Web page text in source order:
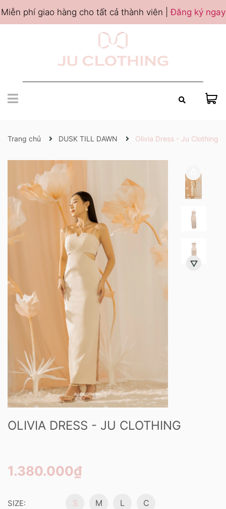
Miễn phí giao hàng cho tất cả thành viên |Đăng ký ngay
Trang chủ DUSK TILL DAWN Olivia Dress - Ju Clothing
OLIVIA DRESS - JU CLOTHING
1.380.000₫
SIZE: S M L C